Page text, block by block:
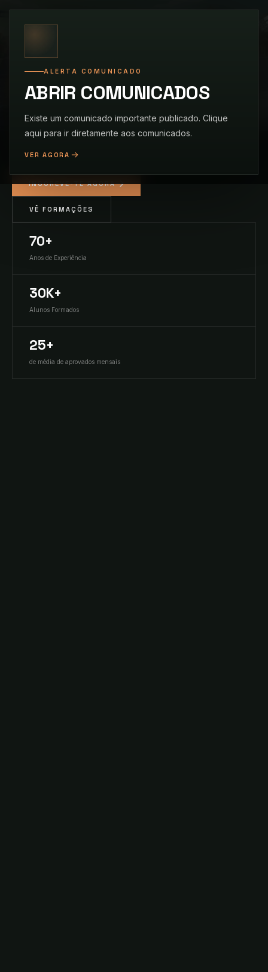
ALERTA COMUNICADO
ABRIR COMUNICADOS
Existe um comunicado importante publicado. Clique
aqui para ir diretamente aos comunicados.
VER AGORA
DOMINA
A ESTRADA
Para conduzires o teu futuro, sempre em segurança, faz a
INSCREVE-TE AGORA
VÊ FORMAÇÕES
70+
Anos de Experiência
30K+
Alunos Formados
25+
de média de aprovados mensais